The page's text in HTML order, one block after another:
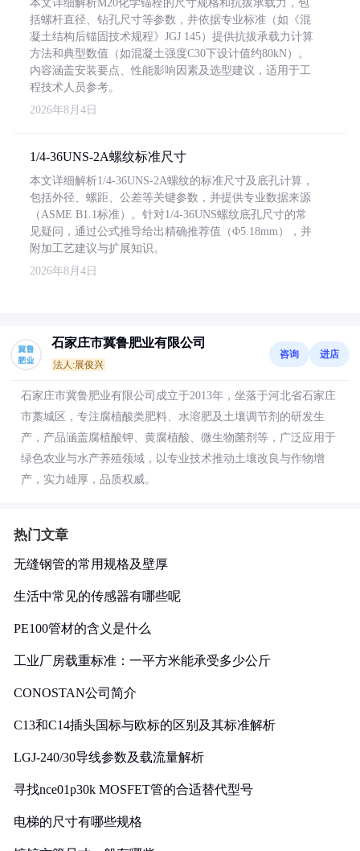
本文详细解析M20化学锚栓的尺寸规格和抗拔承载力，包
括螺杆直径、钻孔尺寸等参数，并依据专业标准（如《混
凝土结构后锚固技术规程》JGJ 145）提供抗拔承载力计算
方法和典型数值（如混凝土强度C30下设计值约80kN）。
内容涵盖安装要点、性能影响因素及选型建议，适用于工
程技术人员参考。
2026年8月4日
1/4-36UNS-2A螺纹标准尺寸
本文详细解析1/4-36UNS-2A螺纹的标准尺寸及底孔计算，
包括外径、螺距、公差等关键参数，并提供专业数据来源
（ASME B1.1标准）。针对1/4-36UNS螺纹底孔尺寸的常
见疑问，通过公式推导给出精确推荐值（Φ5.18mm），并
附加工艺建议与扩展知识。
2026年8月4日
石家庄市冀鲁肥业有限公司
法人:展俊兴
咨询 进店
石家庄市冀鲁肥业有限公司成立于2013年，坐落于河北省石家庄
市藁城区，专注腐植酸类肥料、水溶肥及土壤调节剂的研发生
产，产品涵盖腐植酸钾、黄腐植酸、微生物菌剂等，广泛应用于
绿色农业与水产养殖领域，以专业技术推动土壤改良与作物增
产，实力雄厚，品质权威。
热门文章
无缝钢管的常用规格及壁厚
生活中常见的传感器有哪些呢
PE100管材的含义是什么
工业厂房载重标准：一平方米能承受多少公斤
CONOSTAN公司简介
C13和C14插头国标与欧标的区别及其标准解析
LGJ-240/30导线参数及载流量解析
寻找nce01p30k MOSFET管的合适替代型号
电梯的尺寸有哪些规格